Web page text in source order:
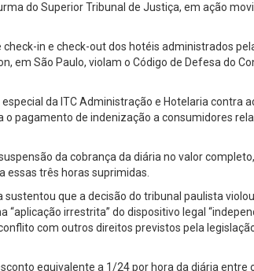
do Superior Tribunal de Justiça, em ação
in e check-out dos hotéis administrados
em São Paulo, violam o Código de Defesa do
da ITC Administração e Hotelaria contra
o pagamento de indenização a consumidores
da cobrança da diária no valor
essas três horas suprimidas.
sustentou que a decisão do tribunal paulista
“aplicação irrestrita” do dispositivo legal
com outros direitos previstos pela
equivalente a 1/24 por hora da diária entre